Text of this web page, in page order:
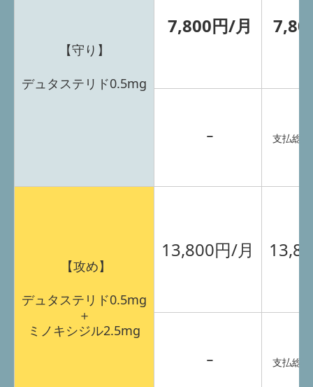
【守り】
デュタステリド0.5mg
7,800円/月
ｰ 支払総
【攻め】
デュタステリド0.5mg
＋
ミノキシジル2.5mg
13,800円/月
ｰ 支払総